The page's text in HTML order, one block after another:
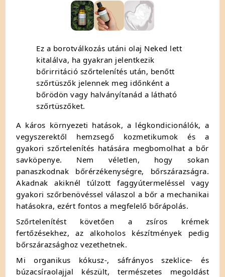
Ez a borotválkozás utáni olaj Neked lett
kitalálva, ha gyakran jelentkezik
bőrirritáció szőrtelenítés után, benőtt
szőrtüszők jelennek meg időnként a
bőrödön vagy halványítanád a látható
szőrtüszőket.
A káros környezeti hatások, a légkondicionálók, a
vegyszerektől hemzsegő kozmetikumok és a
gyakori szőrtelenítés hatására megbomolhat a bőr
savköpenye. Nem véletlen, hogy sokan
panaszkodnak bőrérzékenységre, bőrszárazságra.
Akadnak akiknél túlzott faggyútermeléssel vagy
gyakori szőrbenövéssel válaszol a bőr a mechanikai
hatásokra, ezért fontos a megfelelő bőrápolás.
Szőrtelenítést követően a zsíros krémek
fertőzésekhez, az alkoholos készítmények pedig
bőrszárazsághoz vezethetnek.
Mi organikus kókusz-, sáfrányos szeklice- és
búzacsíraolajjal készült, természetes megoldást